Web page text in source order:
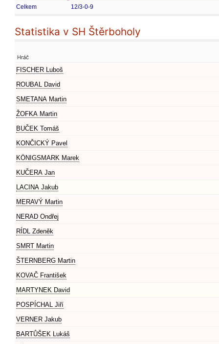
Celkem 12/3-0-9
Statistika v SH Štěrboholy
Hráč
FISCHER Luboš
ROUBAL David
SMETANA Martin
ŽOFKA Martin
BUČEK Tomáš
KONČICKÝ Pavel
KÖNIGSMARK Marek
KUČERA Jan
LACINA Jakub
MERAVÝ Martin
NERAD Ondřej
RÍDL Zdeněk
SMRT Martin
ŠTERNBERG Martin
KOVAČ František
MARTYNEK David
POSPÍCHAL Jiří
VERNER Jakub
BARTŮŠEK Lukáš